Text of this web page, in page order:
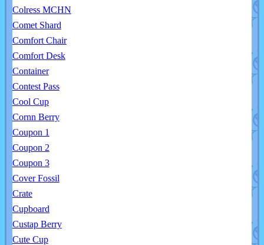
Colress MCHN
Comet Shard
Comfort Chair
Comfort Desk
Container
Contest Pass
Cool Cup
Cornn Berry
Coupon 1
Coupon 2
Coupon 3
Cover Fossil
Crate
Cupboard
Custap Berry
Cute Cup